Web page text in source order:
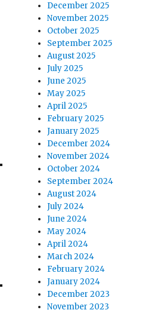
December 2025
November 2025
October 2025
September 2025
August 2025
July 2025
June 2025
May 2025
April 2025
February 2025
January 2025
December 2024
November 2024
October 2024
September 2024
August 2024
July 2024
June 2024
May 2024
April 2024
March 2024
February 2024
January 2024
December 2023
November 2023